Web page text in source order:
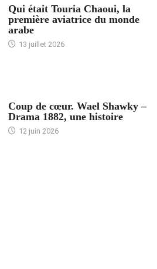
Qui était Touria Chaoui, la
première aviatrice du monde
arabe
13 juillet 2026
Coup de cœur. Wael Shawky –
Drama 1882, une histoire
12 juin 2026